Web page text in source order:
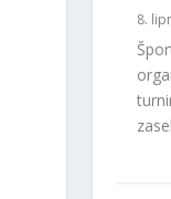
8.